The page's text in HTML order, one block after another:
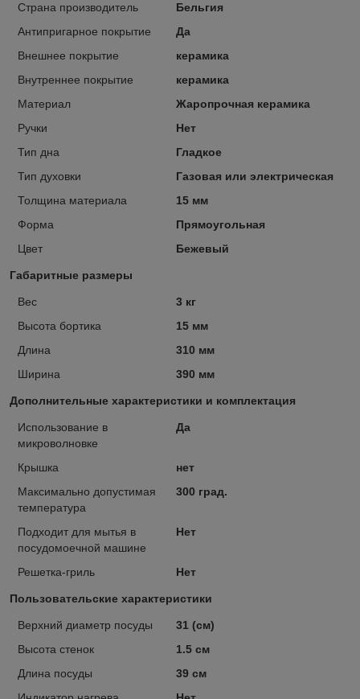
Страна производитель
Бельгия
Антипригарное покрытие
Да
Внешнее покрытие
керамика
Внутреннее покрытие
керамика
Материал
Жаропрочная керамика
Ручки
Нет
Тип дна
Гладкое
Тип духовки
Газовая или электрическая
Толщина материала
15 мм
Форма
Прямоугольная
Цвет
Бежевый
Габаритные размеры
Вес
3 кг
Высота бортика
15 мм
Длина
310 мм
Ширина
390 мм
Дополнительные характеристики и комплектация
Использование в
микроволновке
Да
Крышка
нет
Максимально допустимая
температура
300 град.
Подходит для мытья в
посудомоечной машине
Нет
Решетка-гриль Нет
Пользовательские характеристики
Верхний диаметр посуды
31 (см)
Высота стенок
1.5 см
Длина посуды
39 см